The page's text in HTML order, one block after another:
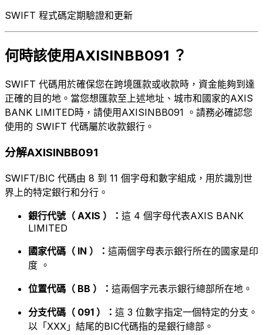
SWIFT 程式碼定期驗證和更新
何時該使用AXISINBB091 ？
SWIFT 代碼用於確保您在跨境匯款或收款時，資金能夠到達
正確的目的地。當您想匯款至上述地址、城市和國家的AXIS
BANK LIMITED時，請使用AXISINBB091 。請務必確認您
使用的 SWIFT 代碼屬於收款銀行。
分解AXISINBB091
SWIFT/BIC 代碼由 8 到 11 個字母和數字組成，用於識別世
界上的特定銀行和分行。
銀行代號（ AXIS ）： 這 4 個字母代表AXIS BANK
LIMITED
國家代碼（ IN ）： 這兩個字母表示銀行所在的國家是印
度 。
位置代碼（ BB ）： 這兩個字元表示銀行總部所在地。
分支代碼（ 091 ）： 這 3 位數字指定一個特定的分支。
以「XXX」結尾的BIC代碼指的是銀行總部。